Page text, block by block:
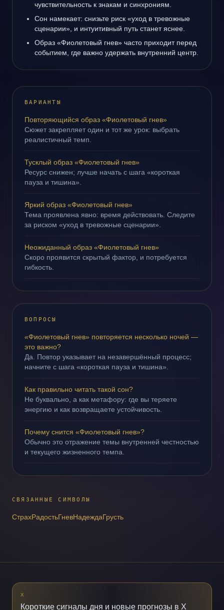
чувствительность к знакам и синхрониям.
Сон намекает: снизьте риск «уход в тревожные
сценарии», и интуитивный путь станет яснее.
Образ «Фиолетовый гнев» часто приходит перед
событием, где важно удержать внутренний центр.
ВАРИАНТЫ
Повторяющийся образ «Фиолетовый гнев»
Сюжет закрепляет один и тот же урок: выбрать
реалистичный темп.
Тусклый образ «Фиолетовый гнев»
Ресурс снижен; лучше начать с шага «короткая
пауза и тишина».
Яркий образ «Фиолетовый гнев»
Тема проявлена явно: время действовать. Следите
за риском «уход в тревожные сценарии».
Неожиданный образ «Фиолетовый гнев»
Скоро проявится скрытый фактор, и потребуется
гибкость.
ВОПРОСЫ
«Фиолетовый гнев» повторяется несколько ночей —
это важно?
Да. Повтор указывает на незавершённый процесс;
начните с шага «короткая пауза и тишина».
Как правильно читать такой сон?
Не буквально, а как метафору: где вы теряете
энергию и как возвращаете устойчивость.
Почему снится «Фиолетовый гнев»?
Обычно это отражение темы внутренней честностью
и текущего жизненного темпа.
СВЯЗАННЫЕ СИМВОЛЫ
СтрахРадостьГневНадеждаГрусть
X
Короткие сигналы дня и новые прогнозы в X